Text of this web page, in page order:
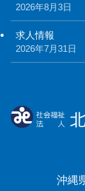
2026年8月3日
求人情報
2026年7月31日
沖縄